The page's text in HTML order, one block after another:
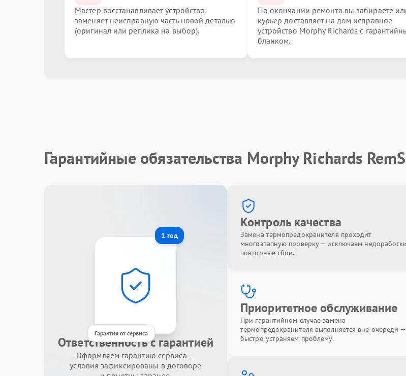
Мастер восстанавливает устройство:
заменяет неисправную часть новой деталью
(оригинал или реплика на выбор).
По окончании ремонта вы забираете
курьер доставляет на дом исправное
устройство Morphy Richards с
бланком.
Гарантийные обязательства Morphy Richards
1 год
Гарантия от сервиса
Ответственность с гарантией
Оформляем гарантию сервиса —
условия зафиксированы в договоре
Контроль качества
Замена термопредохранителя проходит
многоэтапную проверку — исключаем
повторные сбои.
Приоритетное обслуживание
При гарантийном случае замена
термопредохранителя выполняется вне очереди —
быстро устраняем проблему.